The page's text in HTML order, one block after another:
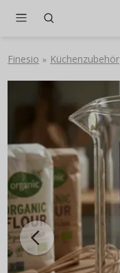
Finesio » Küchenzubehör